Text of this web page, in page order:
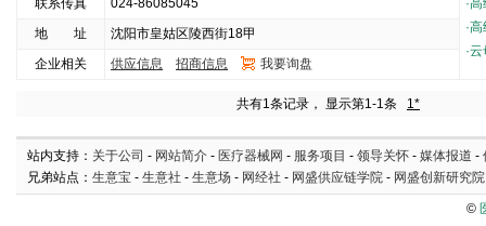
·高
·高
·云
联系传真
024-86085045
地 址
沈阳市皇姑区陵西街18甲
企业相关
供应信息 招商信息 我要询盘
共有1条记录， 显示第1-1条 1*
站内支持： 关于公司 - 网站简介 - 医疗器械网 - 服务项目 - 领导关怀 - 媒体报道 -
兄弟站点： 生意宝 - 生意社 - 生意场 - 网经社 - 网盛供应链学院 - 网盛创新研究院
©